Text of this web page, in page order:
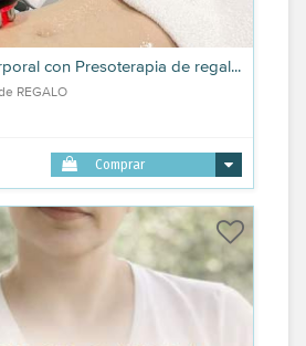
con Presoterapia de regal...
REGALO
Comprar